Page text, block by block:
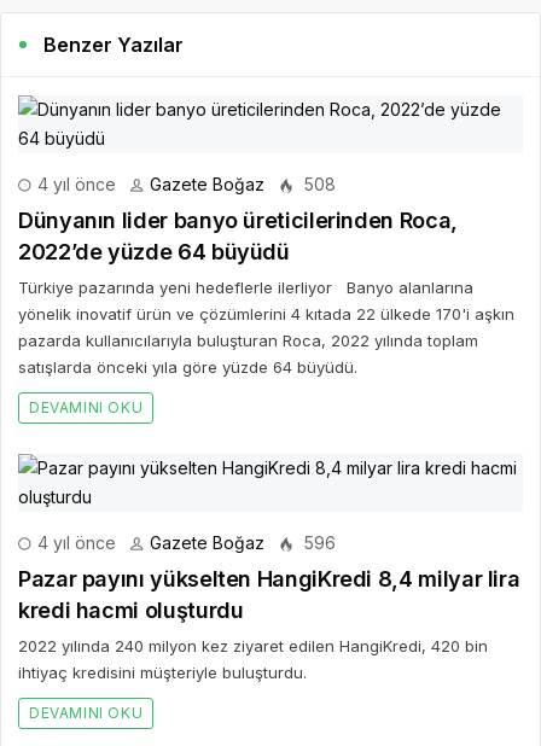
Benzer Yazılar
4 yıl önce Gazete Boğaz 508
Dünyanın lider banyo üreticilerinden Roca,
2022’de yüzde 64 büyüdü
Türkiye pazarında yeni hedeflerle ilerliyor Banyo alanlarına
yönelik inovatif ürün ve çözümlerini 4 kıtada 22 ülkede 170'i aşkın
pazarda kullanıcılarıyla buluşturan Roca, 2022 yılında toplam
satışlarda önceki yıla göre yüzde 64 büyüdü.
DEVAMINI OKU
4 yıl önce Gazete Boğaz 596
Pazar payını yükselten HangiKredi 8,4 milyar lira
kredi hacmi oluşturdu
2022 yılında 240 milyon kez ziyaret edilen HangiKredi, 420 bin
ihtiyaç kredisini müşteriyle buluşturdu.
DEVAMINI OKU